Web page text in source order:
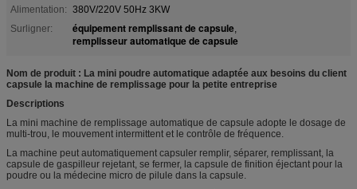
Alimentation: 380V/220V 50Hz 3KW
Surligner:
équipement remplissant de capsule,
remplisseur automatique de capsule
Nom de produit : La mini poudre automatique adaptée aux besoins du client
capsule la machine de remplissage pour la petite entreprise
Descriptions
La mini machine de remplissage automatique de capsule adopte le dosage de
multi-trou, le mouvement intermittent et le contrôle de fréquence.
La machine peut automatiquement capsuler remplir, séparer, remplissant, la
capsule de gaspilleur rejetant, se fermer, la capsule de finition éjectant pour la
poudre ou la médecine micro de pilule dans la capsule.